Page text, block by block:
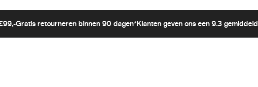
Gratis retourneren binnen 90 dagen*Klanten geven ons een 9.3 gemiddeld